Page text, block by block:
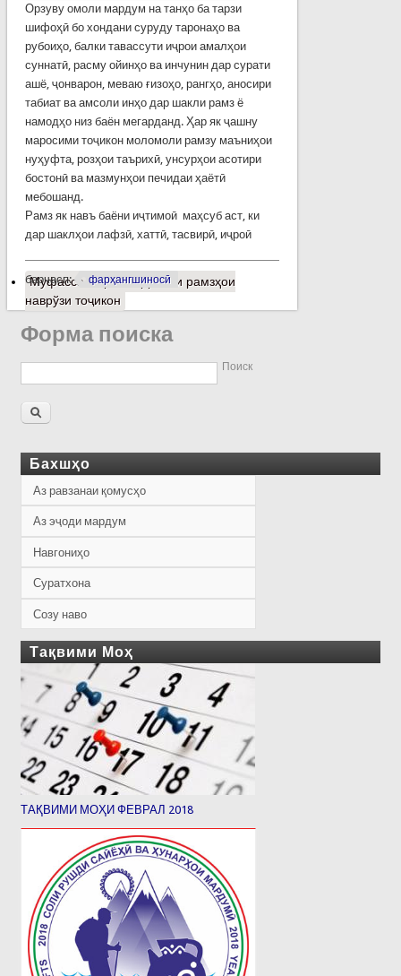
Орзуву омоли мардум на танҳо ба тарзи
шифоҳӣ бо хондани суруду таронаҳо ва
рубоиҳо, балки тавассути иҷрои амалҳои
суннатӣ, расму ойинҳо ва инчунин дар сурати
ашё, ҷонварон, меваю ғизоҳо, рангҳо, аносири
табиат ва амсоли инҳо дар шакли рамз ё
намодҳо низ баён мегарданд. Ҳар як ҷашну
маросими тоҷикон моломоли рамзу маъниҳои
нуҳуфта, розҳои таърихӣ, унсурҳои асотири
бостонӣ ва мазмунҳои печидаи ҳаётӣ
мебошанд.
Рамз як навъ баёни иҷтимоӣ маҳсуб аст, ки
дар шаклҳои лафзӣ, хаттӣ, тасвирӣ, иҷроӣ
барчасп: фарҳангшиносӣ
Муфассалтаро Баррасии рамзҳои
наврўзи тоҷикон
Форма поиска
Поиск
Бахшҳо
Аз равзанаи қомусҳо
Аз эҷоди мардум
Навгониҳо
Суратхона
Созу наво
Тақвими Моҳ
ТАҚВИМИ МОҲИ ФЕВРАЛ 2018